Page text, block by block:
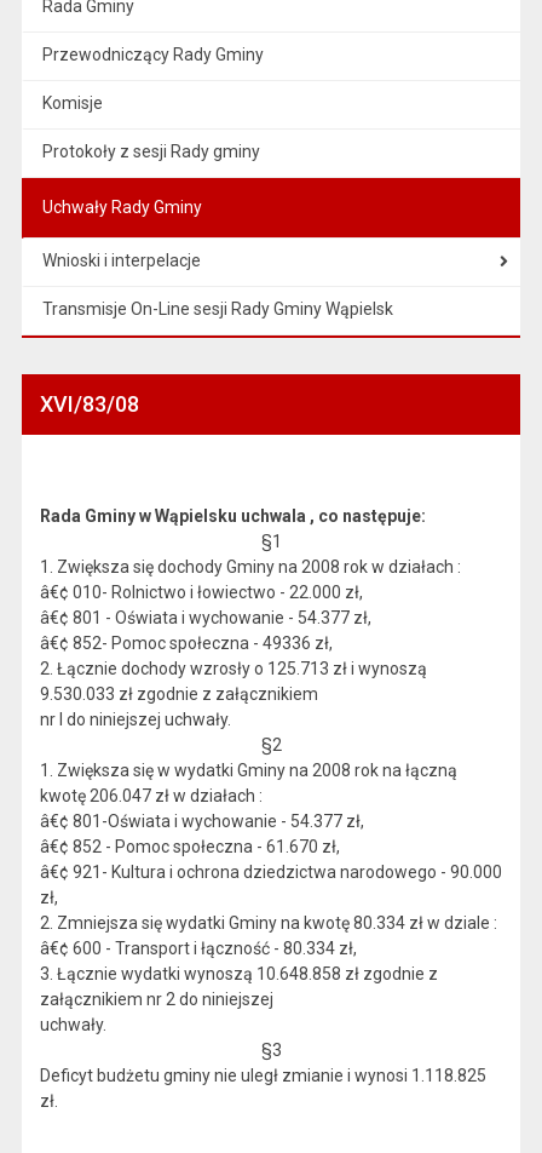
Rada Gminy
Przewodniczący Rady Gminy
Komisje
Protokoły z sesji Rady gminy
Uchwały Rady Gminy
Wnioski i interpelacje
Transmisje On-Line sesji Rady Gminy Wąpielsk
XVI/83/08
Rada Gminy w Wąpielsku uchwala , co następuje:
§1
1. Zwiększa się dochody Gminy na 2008 rok w działach :
â€¢ 010- Rolnictwo i łowiectwo - 22.000 zł,
â€¢ 801 - Oświata i wychowanie - 54.377 zł,
â€¢ 852- Pomoc społeczna - 49336 zł,
2. Łącznie dochody wzrosły o 125.713 zł i wynoszą
9.530.033 zł zgodnie z załącznikiem
nr l do niniejszej uchwały.
§2
1. Zwiększa się w wydatki Gminy na 2008 rok na łączną
kwotę 206.047 zł w działach :
â€¢ 801-Oświata i wychowanie - 54.377 zł,
â€¢ 852 - Pomoc społeczna - 61.670 zł,
â€¢ 921- Kultura i ochrona dziedzictwa narodowego - 90.000
zł,
2. Zmniejsza się wydatki Gminy na kwotę 80.334 zł w dziale :
â€¢ 600 - Transport i łączność - 80.334 zł,
3. Łącznie wydatki wynoszą 10.648.858 zł zgodnie z
załącznikiem nr 2 do niniejszej
uchwały.
§3
Deficyt budżetu gminy nie uległ zmianie i wynosi 1.118.825
zł.